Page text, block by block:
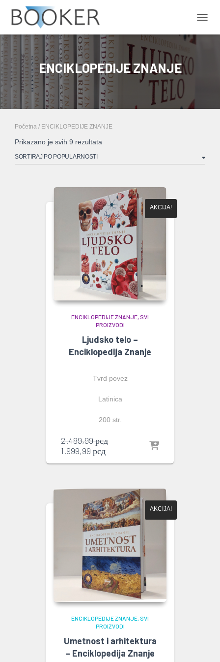
ENCIKLOPEDIJE ZNANJE
Početna / ENCIKLOPEDIJE ZNANJE
Prikazano je svih 9 rezultata
popularnosti
AKCIJA!
ENCIKLOPEDIJE ZNANJE SVI
PROIZVODI
Ljudsko telo –
Enciklopedija Znanje
Tvrd povez
Latinica
200 str.
2.499,99рсдOriginalna
1.999,99 рсдTrenutna
AKCIJA!
ENCIKLOPEDIJE ZNANJE SVI
PROIZVODI
Umetnost i arhitektura
– Enciklopedija Znanje